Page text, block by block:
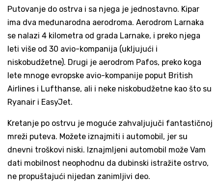
Putovanje do ostrva i sa njega je jednostavno. Kipar
ima dva međunarodna aerodroma. Aerodrom Larnaka
se nalazi 4 kilometra od grada Larnake, i preko njega
leti više od 30 avio-kompanija (ukljujući i
niskobudžetne). Drugi je aerodrom Pafos, preko koga
lete mnoge evropske avio-kompanije poput British
Airlines i Lufthanse, ali i neke niskobudžetne kao što su
Ryanair i EasyJet.
Kretanje po ostrvu je moguće zahvaljujuči fantastičnoj
mreži puteva. Možete iznajmiti i automobil, jer su
dnevni troškovi niski. Iznajmljeni automobil može Vam
dati mobilnost neophodnu da dubinski istražite ostrvo,
ne propuštajući nijedan zanimljivi deo.